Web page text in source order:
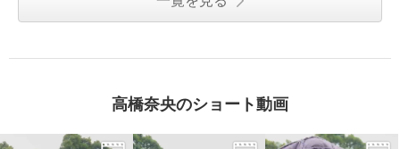
高橋奈央のショート動画